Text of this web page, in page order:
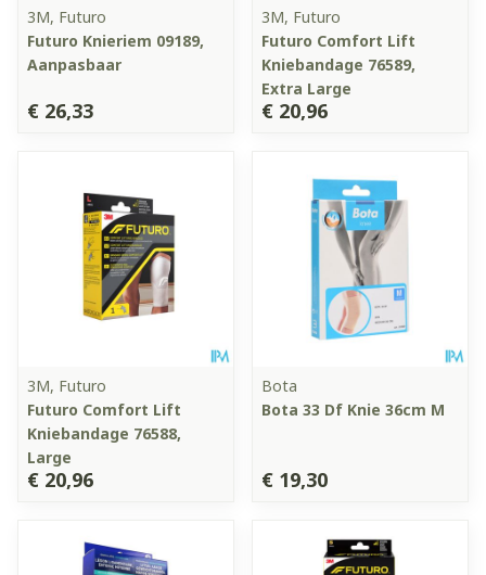
3M, Futuro
Futuro Knieriem 09189,
Aanpasbaar
€ 26,33
3M, Futuro
Futuro Comfort Lift
Kniebandage 76589,
Extra Large
€ 20,96
3M, Futuro
Futuro Comfort Lift
Kniebandage 76588,
Large
€ 20,96
Bota
Bota 33 Df Knie 36cm M
€ 19,30